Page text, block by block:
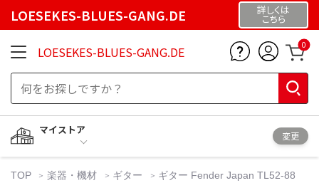
LOESEKES-BLUES-GANG.DE 詳しくは
こちら
LOESEKES-BLUES-GANG.DE 0
マイストア
変更
TOP 楽器・機材 ギター
ギター Fender Japan TL52-88